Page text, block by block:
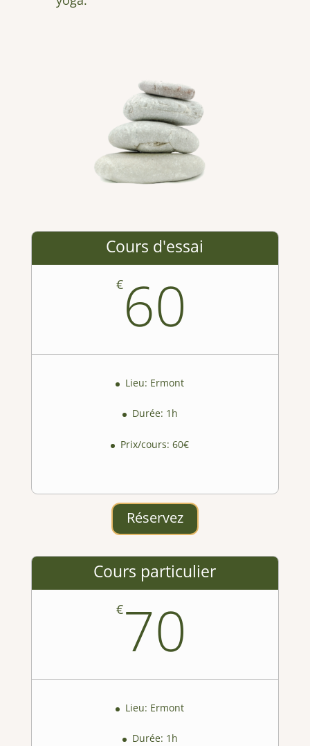
Cours d'essai
€60
Lieu: Ermont
Durée: 1h
Prix/cours: 60€
Réservez
Cours particulier
€70
Lieu: Ermont
Durée: 1h